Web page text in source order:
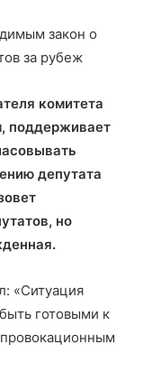
комитета
поддерживает
депутата
но
«Ситуация
готовыми к